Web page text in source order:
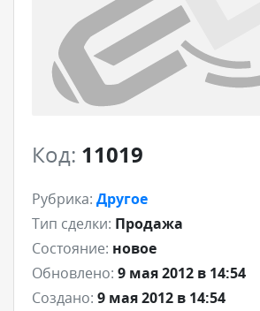
Код: 11019
Рубрика: Другое
Тип сделки: Продажа
Состояние: новое
Обновлено: 9 мая 2012 в 14:54
Создано: 9 мая 2012 в 14:54